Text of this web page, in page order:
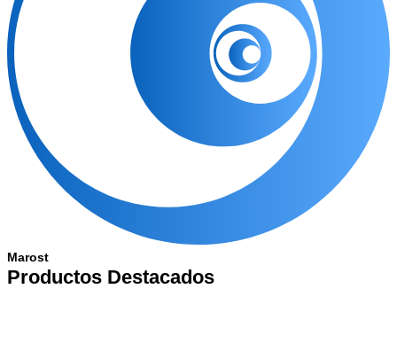
Marost
Productos Destacados